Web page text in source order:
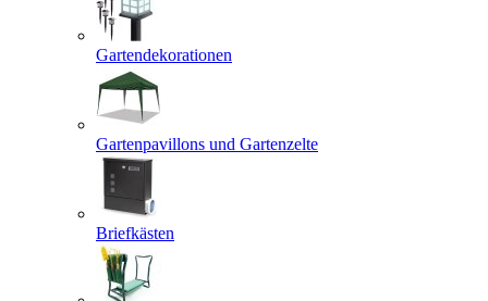
Gartendekorationen
Gartenpavillons und Gartenzelte
Briefkästen